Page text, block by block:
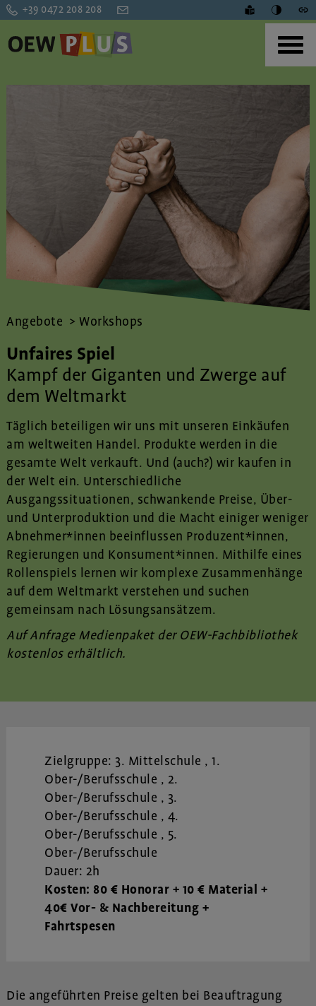
+39 0472 208 208
Angebote > Workshops
Unfaires Spiel
Kampf der Giganten und Zwerge auf
dem Weltmarkt
Täglich beteiligen wir uns mit unseren Einkäufen
am weltweiten Handel. Produkte werden in die
gesamte Welt verkauft. Und (auch?) wir kaufen in
der Welt ein. Unterschiedliche
Ausgangssituationen, schwankende Preise, Über-
und Unterproduktion und die Macht einiger weniger
Abnehmer*innen beeinflussen Produzent*innen,
Regierungen und Konsument*innen. Mithilfe eines
Rollenspiels lernen wir komplexe Zusammenhänge
auf dem Weltmarkt verstehen und suchen
gemeinsam nach Lösungsansätzem.
Auf Anfrage Medienpaket der OEW-Fachbibliothek
kostenlos erhältlich.
Zielgruppe: 3. Mittelschule
1.
Ober-/Berufsschule
2.
Ober-/Berufsschule
3.
Ober-/Berufsschule
4.
Ober-/Berufsschule
5.
Ober-/Berufsschule
Dauer: 2h
Kosten: 80 € Honorar + 10 € Material +
40€ Vor- & Nachbereitung +
Fahrtspesen
Die angeführten Preise gelten bei Beauftragung